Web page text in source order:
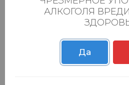
1 2
АЛКОГОЛЯ
Да